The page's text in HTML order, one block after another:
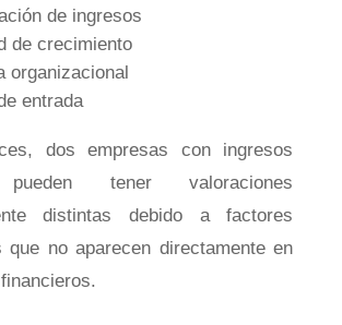
de ingresos
de crecimiento
organizacional
entrada
dos empresas con ingresos
tener valoraciones
distintas debido a factores
que no aparecen directamente en